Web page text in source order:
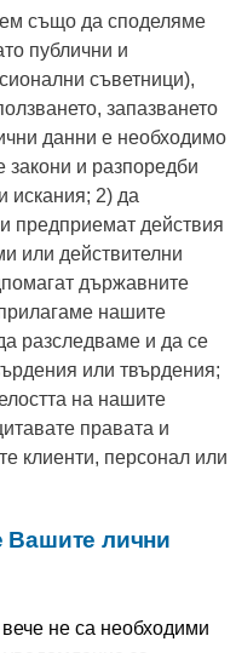
също да споделяме
публични и
съветници),
запазването
данни е необходимо
закони и разпоредби
искания; 2) да
предприемат действия
или действителни
държавните
нашите
разследваме и да се
или твърдения;
на нашите
правата и
клиенти, персонал или
Вашите лични
не са необходими